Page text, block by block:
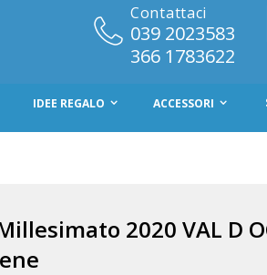
Contattaci
039 2023583
366 1783622
IDEE REGALO ACCESSORI
Millesimato 2020 VAL D